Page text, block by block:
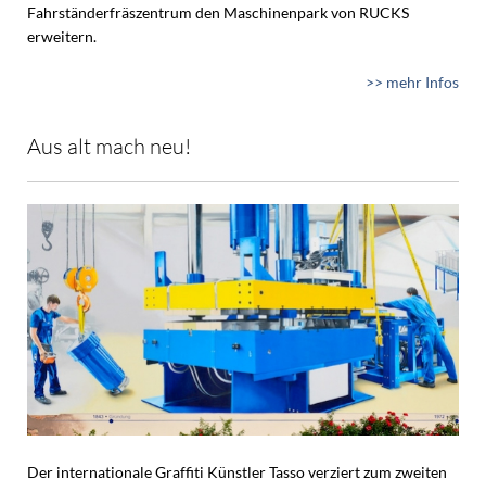
Fahrständerfräszentrum den Maschinenpark von RUCKS
erweitern.
>> mehr Infos
Aus alt mach neu!
Der internationale Graffiti Künstler Tasso verziert zum zweiten